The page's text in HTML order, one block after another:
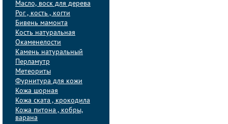
Масло, воск для дерева
Рог , кость , когти
Бивень мамонта
Кость натуральная
Окаменелости
Камень натуральный
Перламутр
Метеориты
Фурнитура для кожи
Кожа шорная
Кожа ската , крокодила
Кожа питона , кобры,
варана